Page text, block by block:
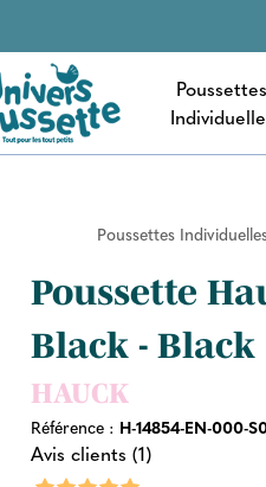
Poussettes
Poussettes
Poussette
Black - Black
HAUCK
Référence : H-14854-EN-000-
Avis clients (1)